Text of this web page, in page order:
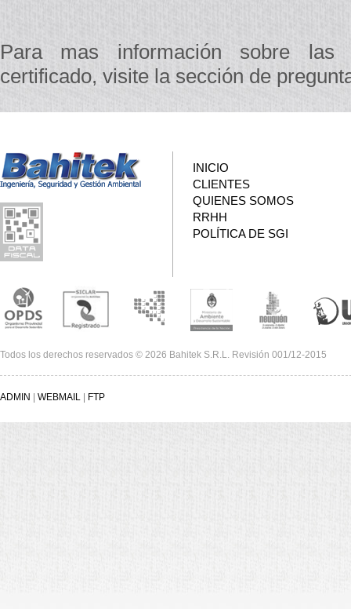
Para mas información sobre las
certificado, visite la sección de
INICIO
CLIENTES
QUIENES SOMOS
RRHH
POLÍTICA DE SGI
Todos los derechos reservados © 2026 Bahitek S.R.L. Revisión 001/12-2015
ADMIN WEBMAIL FTP